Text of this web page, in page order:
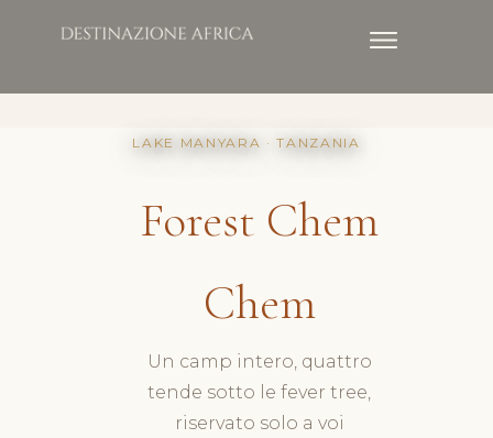
LAKE MANYARA · TANZANIA
Forest Chem
Chem
Un camp intero, quattro
tende sotto le fever tree,
riservato solo a voi